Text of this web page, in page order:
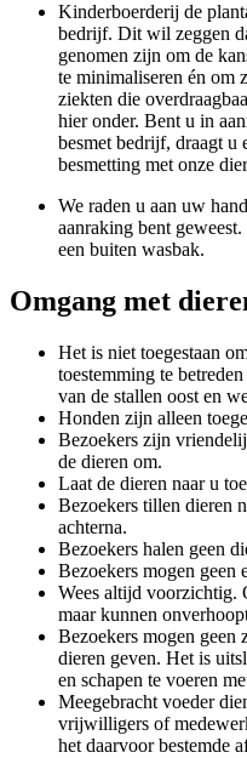
Kinderboerderij de
bedrijf. Dit wil zeggen
genomen zijn om de
te minimaliseren én om
ziekten die
hier onder. Bent u in
besmet bedrijf, draagt u
besmetting met onze
We raden u aan uw
aanraking bent
een buiten wasbak.
Omgang met
Het is niet toegestaan
toestemming te
van de stallen oost en
Honden zijn alleen
Bezoekers zijn
de dieren om.
Laat de dieren naar u
Bezoekers tillen dieren
achterna.
Bezoekers halen geen
Bezoekers mogen geen
Wees altijd voorzichtig.
maar kunnen
Bezoekers mogen geen
dieren geven. Het is
en schapen te voeren
Meegebracht voeder
vrijwilligers of
het daarvoor bestemde